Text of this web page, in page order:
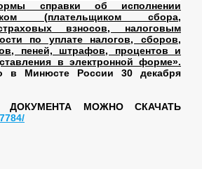
справки об исполнении
(плательщиком сбора,
взносов, налоговым
по уплате налогов, сборов,
пеней, штрафов, процентов и
в электронной форме».
в Минюсте России 30 декабря
ДОКУМЕНТА МОЖНО СКАЧАТЬ